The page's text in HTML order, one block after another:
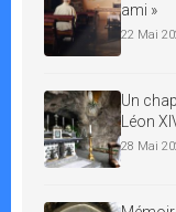
ami »
22 Mai
Un
Léon
28 Mai